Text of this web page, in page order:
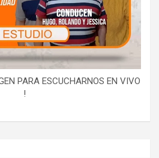
PARA ESCUCHARNOS EN VIVO
!